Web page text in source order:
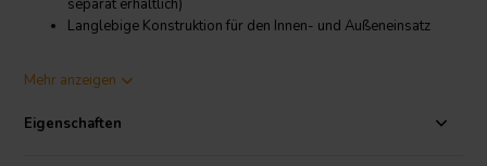
separat erhältlich)
Langlebige Konstruktion für den Innen- und Außeneinsatz
Dayton Audio QS204PB 4-Way Pole Mount Lautsprecherhalterung
Mehr anzeigen
Eigenschaften